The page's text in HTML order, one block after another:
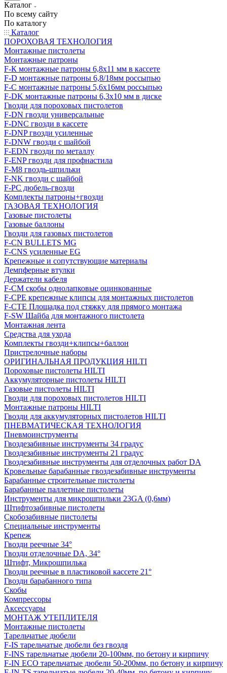
Каталог
По всему сайту
По каталогу
Каталог
ПОРОХОВАЯ ТЕХНОЛОГИЯ
Монтажные пистолеты
Монтажные патроны
F-К монтажные патроны 6,8х11 мм в кассете
F-D монтажные патроны 6,8/18мм россыпью
F-C монтажные патроны 5,6х16мм россыпью
F-DK монтажные патроны 6,3х10 мм в диске
Гвозди для пороховых пистолетов
F-DN гвозди универсальные
F-DNC гвозди в кассете
F-DNP гвозди усиленные
F-DNW гвозди с шайбой
F-EDN гвозди по металлу
F-ENP гвозди для профнастила
F-M8 гвоздь-шпильки
F-NK гвозди с шайбой
F-PC дюбель-гвозди
Комплекты патроны+гвозди
ГАЗОВАЯ ТЕХНОЛОГИЯ
Газовые пистолеты
Газовые баллоны
Гвозди для газовых пистолетов
F-CN BULLETS MG
F-CNS усиленные EG
Крепежные и сопутствующие материалы
Демпферные втулки
Держатели кабеля
F-CM скобы однолапковые оцинкованные
F-CPE крепежные клипсы для монтажных пистолетов
F-CTE Площадка под стяжку для прямого монтажа
F-SW Шайба для монтажного пистолета
Монтажная лента
Средства для ухода
Комплекты гвозди+клипсы+баллон
Пристрелочные наборы
ОРИГИНАЛЬНАЯ ПРОДУКЦИЯ HILTI
Пороховые пистолеты HILTI
Аккумуляторные пистолеты HILTI
Газовые пистолеты HILTI
Гвозди для пороховых пистолетов HILTI
Монтажные патроны HILTI
Гвозди для аккумуляторных пистолетов HILTI
ПНЕВМАТИЧЕСКАЯ ТЕХНОЛОГИЯ
Пневмоинструменты
Гвоздезабивные инструменты 34 градус
Гвоздезабивные инструменты 21 градус
Гвоздезабивные инструменты для отделочных работ DA
Кровельные барабанные гвоздезабивные инструменты
Барабанные строительные пистолеты
Барабанные паллетные пистолеты
Инструменты для микрошпильки 23GA (0,6мм)
Штифтозабивные пистолеты
Скобозабивные пистолеты
Специальные инструменты
Крепеж
Гвозди реечные 34°
Гвозди отделочные DA, 34°
Штифт, Микрошпилька
Гвозди реечные в пластиковой кассете 21°
Гвозди барабанного типа
Скобы
Компрессоры
Аксессуары
МОНТАЖ УТЕПЛИТЕЛЯ
Монтажные пистолеты
Тарельчатые дюбели
F-IS тарельчатые дюбели без гвоздя
F-INS тарельчатые дюбели 20-100мм, по бетону и кирпичу
F-IN ECO тарельчатые дюбели 50-200мм, по бетону и кирпичу